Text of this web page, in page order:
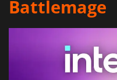
Battlemage